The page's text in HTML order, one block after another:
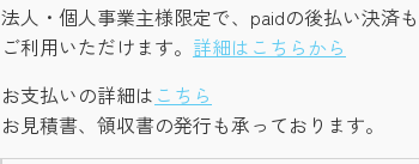
法人・個人事業主様限定で、paidの後払い決済も
ご利用いただけます。 詳細はこちらから
お支払いの詳細は こちら
お見積書、領収書の発行も承っております。